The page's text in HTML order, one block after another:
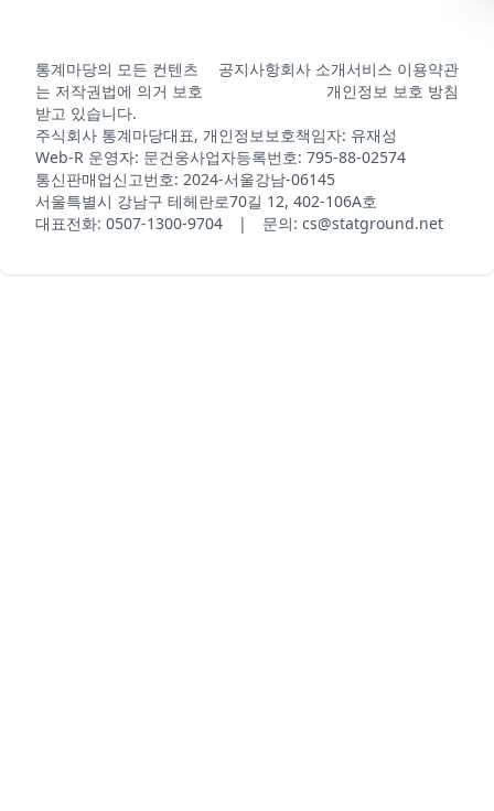
통계마당의 모든 컨텐츠
는 저작권법에 의거 보호
받고 있습니다.
공지사항회사 소개서비스 이용약관
개인정보 보호 방침
주식회사 통계마당대표, 개인정보보호책임자: 유재성
Web-R 운영자: 문건웅사업자등록번호: 795-88-02574
통신판매업신고번호: 2024-서울강남-06145
서울특별시 강남구 테헤란로70길 12, 402-106A호
대표전화: 0507-1300-9704 | 문의: cs@statground.net